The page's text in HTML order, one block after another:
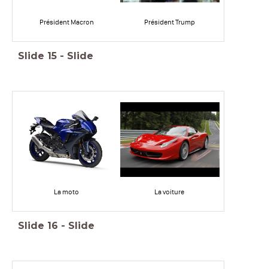
Président Macron Président Trump
Slide 15 - Slide
La moto La voiture
Slide 16 - Slide